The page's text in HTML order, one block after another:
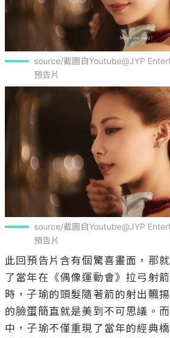
source/截圖自Youtube@JYP
預告片
source/截圖自Youtube@JYP
預告片
此回預告片含有個驚喜畫面，那
了當年在《偶像運動會》拉弓射
時，子瑜的頭髮隨著箭的射出飄
的臉蛋簡直就是美到不可思議。
中，子瑜不僅重現了當年的經典